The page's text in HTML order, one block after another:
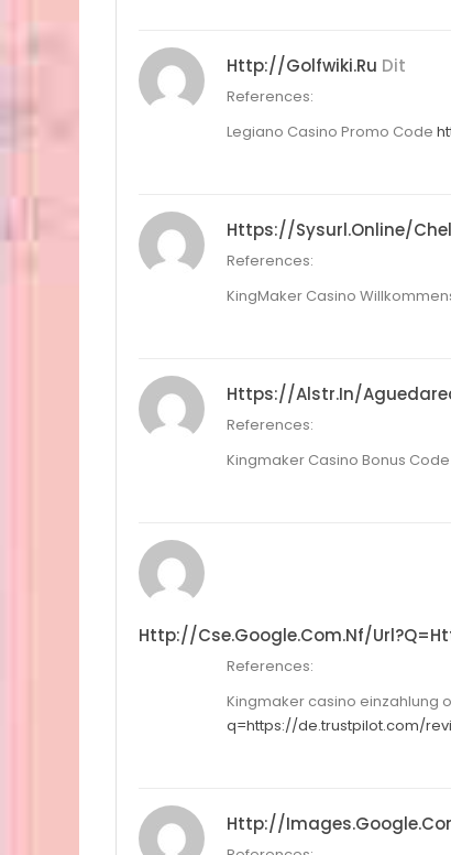
Http://golfwiki.ru Dit
References:
Legiano Casino Promo Code
Https://sysurl.online/
References:
KingMaker Casino
Https://alstr.in/
References:
Kingmaker Casino Bonus
Http://cse.google.com.nf/
References:
Kingmaker casino einzahlung
q=https://de.trustpilot.com/
Http://